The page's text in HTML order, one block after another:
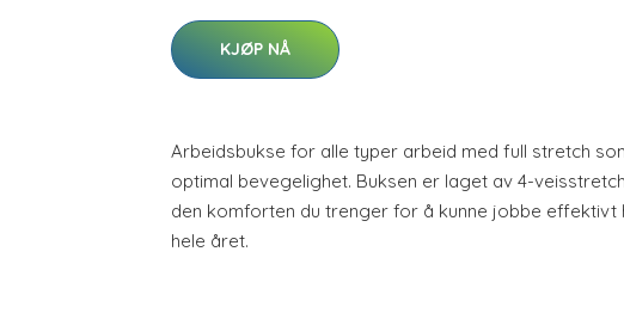
KJØP NÅ
Arbeidsbukse for alle typer arbeid med full stretch
optimal bevegelighet. Buksen er laget av 4-
den komforten du trenger for å kunne jobbe effektivt
hele året.